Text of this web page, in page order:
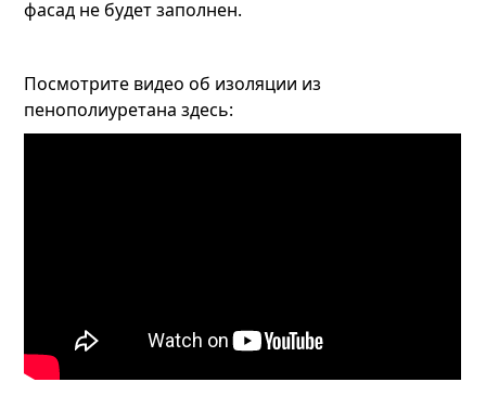
фасад не будет заполнен.
Посмотрите видео об изоляции из
пенополиуретана здесь: